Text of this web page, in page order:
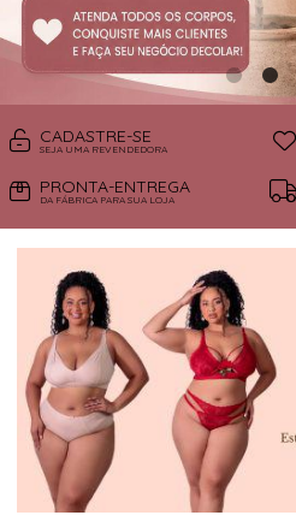
CADASTRE-SE
SEJA UMA REVENDEDORA
PRONTA-ENTREGA
DA FÁBRICA PARA SUA LOJA